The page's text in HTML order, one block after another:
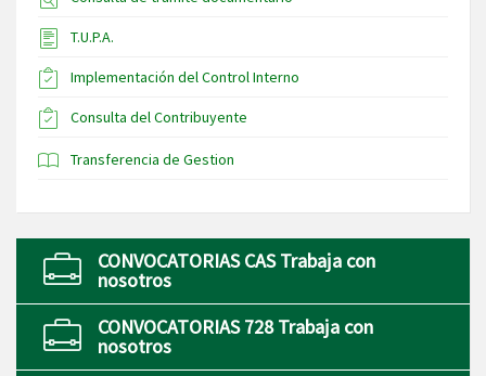
T.U.P.A.
Implementación del Control Interno
Consulta del Contribuyente
Transferencia de Gestion
CONVOCATORIAS CAS Trabaja con
nosotros
CONVOCATORIAS 728 Trabaja con
nosotros